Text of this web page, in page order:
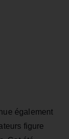
également
figure